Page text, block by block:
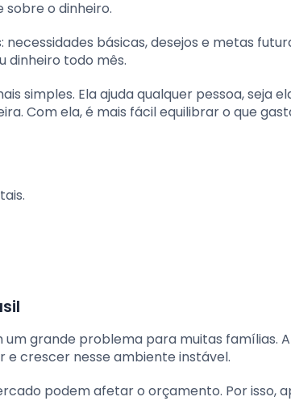
sobre o dinheiro.
básicas, desejos e metas
dinheiro todo mês.
simples. Ela ajuda qualquer pessoa, seja
Com ela, é mais fácil equilibrar o que
um grande problema para muitas famílias. A
crescer nesse ambiente instável.
podem afetar o orçamento. Por isso,